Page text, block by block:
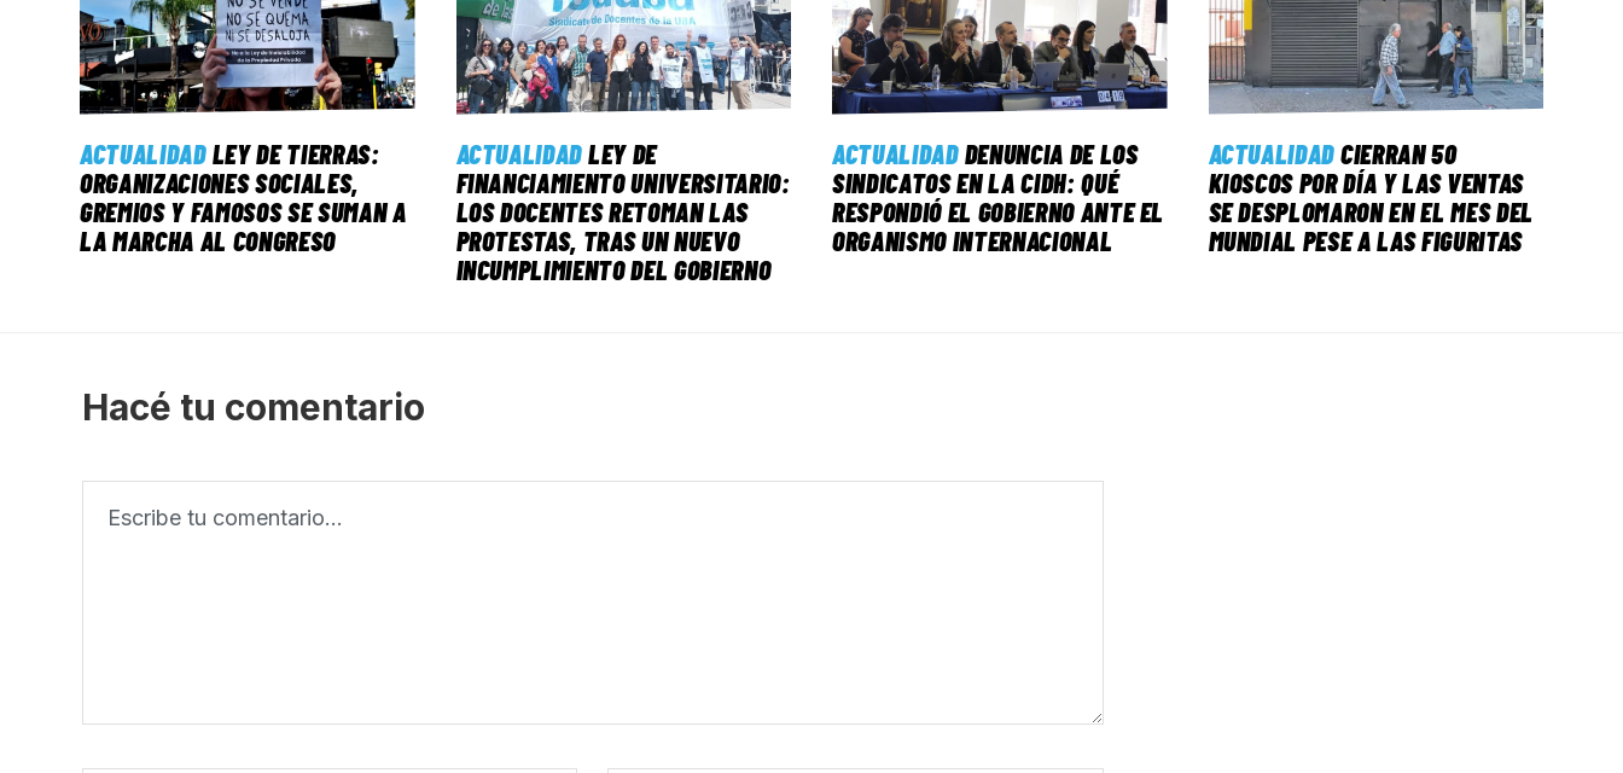
ACTUALIDAD LEY DE TIERRAS:
ORGANIZACIONES SOCIALES,
GREMIOS Y FAMOSOS SE SUMAN A
LA MARCHA AL CONGRESO
ACTUALIDADLEY DE
FINANCIAMIENTO UNIVERSITARIO:
LOS DOCENTES RETOMAN LAS
PROTESTAS, TRAS UN NUEVO
INCUMPLIMIENTO DEL GOBIERNO
ACTUALIDAD DENUNCIA DE LOS
SINDICATOS EN LA CIDH: QUÉ
RESPONDIÓ EL GOBIERNO ANTE EL
ORGANISMO INTERNACIONAL
ACTUALIDADCIERRAN 50
KIOSCOS POR DÍA Y LAS VENTAS
SE DESPLOMARON EN EL MES DEL
MUNDIAL PESE A LAS FIGURITAS
Hacé tu comentario